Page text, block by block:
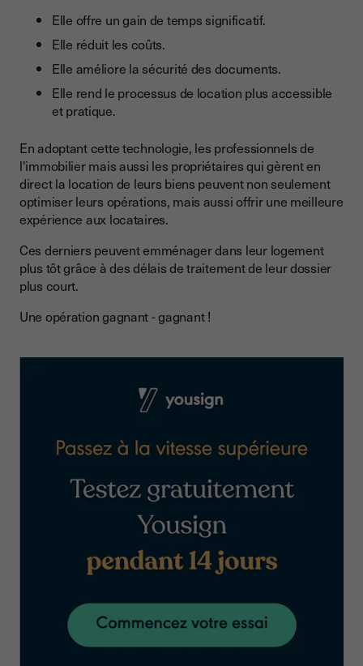
Elle offre un gain de temps significatif.
Elle réduit les coûts.
Elle améliore la sécurité des documents.
Elle rend le processus de location plus accessible
et pratique.
En adoptant cette technologie, les professionnels de
l'immobilier mais aussi les propriétaires qui gèrent en
direct la location de leurs biens peuvent non seulement
optimiser leurs opérations, mais aussi offrir une meilleure
expérience aux locataires.
Ces derniers peuvent emménager dans leur logement
plus tôt grâce à des délais de traitement de leur dossier
plus court.
Une opération gagnant - gagnant !